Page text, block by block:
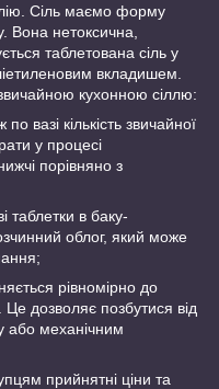
Сіль маємо форму
Вона нетоксична,
таблетована сіль у
вкладишем.
кухонною сіллю:
вазі кількість звичайної
у процесі
порівняно з
таблетки в баку-
облог, який може
рівномірно до
дозволяє позбутися від
або механічним
прийнятні ціни та